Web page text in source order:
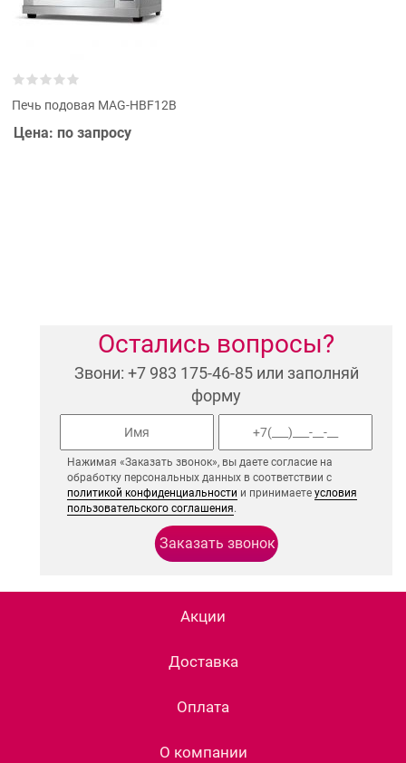
Печь подовая MAG-HBF12B
Цена: по запросу
Остались вопросы?
Звони: +7 983 175-46-85 или заполняй
форму
Нажимая «Заказать звонок», вы даете согласие на
обработку персональных данных в соответствии с
политикой конфиденциальности и принимаетеусловия
пользовательского соглашения.
Акции
Доставка
Оплата
О компании